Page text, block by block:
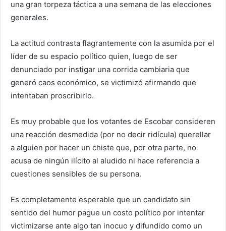
una gran torpeza táctica a una semana de las elecciones
generales.
La actitud contrasta flagrantemente con la asumida por el
líder de su espacio político quien, luego de ser
denunciado por instigar una corrida cambiaria que
generó caos económico, se victimizó afirmando que
intentaban proscribirlo.
Es muy probable que los votantes de Escobar consideren
una reacción desmedida (por no decir ridícula) querellar
a alguien por hacer un chiste que, por otra parte, no
acusa de ningún ilícito al aludido ni hace referencia a
cuestiones sensibles de su persona.
Es completamente esperable que un candidato sin
sentido del humor pague un costo político por intentar
victimizarse ante algo tan inocuo y difundido como un